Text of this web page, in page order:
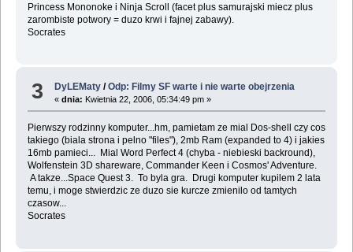
Princess Mononoke i Ninja Scroll (facet plus samurajski miecz plus
zarombiste potwory = duzo krwi i fajnej zabawy).
Socrates
3 DyLEMaty /Odp: Filmy SF warte i nie warte obejrzenia
«dnia: Kwietnia 22, 2006, 05:34:49 pm »
Pierwszy rodzinny komputer...hm, pamietam ze mial Dos-shell czy cos
takiego (biala strona i pelno "files"), 2mb Ram (expanded to 4) i jakies
16mb pamieci... Mial Word Perfect 4 (chyba - niebieski backround),
Wolfenstein 3D shareware, Commander Keen i Cosmos' Adventure.
A takze...Space Quest 3. To byla gra. Drugi komputer kupilem 2 lata
temu, i moge stwierdzic ze duzo sie kurcze zmienilo od tamtych
czasow...
Socrates